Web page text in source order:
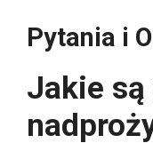
Pytania i
Jakie są